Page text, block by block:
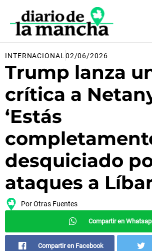
contenido
INTERNACIONAL 02/06/2026
Trump lanza
crítica a
‘Estás
desquiciado
ataques a
PorOtras Fuentes
Compartir en
Compartir en Facebook